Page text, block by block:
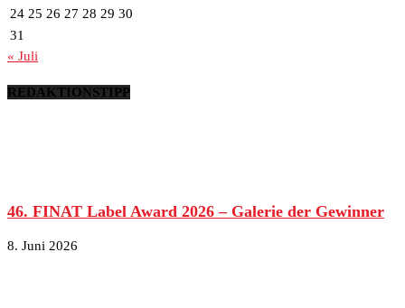
24 25 26 27 28 29 30
31
« Juli
REDAKTIONSTIPP
46. FINAT Label Award 2026 – Galerie der Gewinner
8. Juni 2026